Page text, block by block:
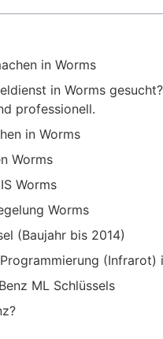
in Worms
in Worms
professionell.
in Worms
Worms
Worms
Worms
(Baujahr bis 2014)
(Infrarot)
ML Schlüssels